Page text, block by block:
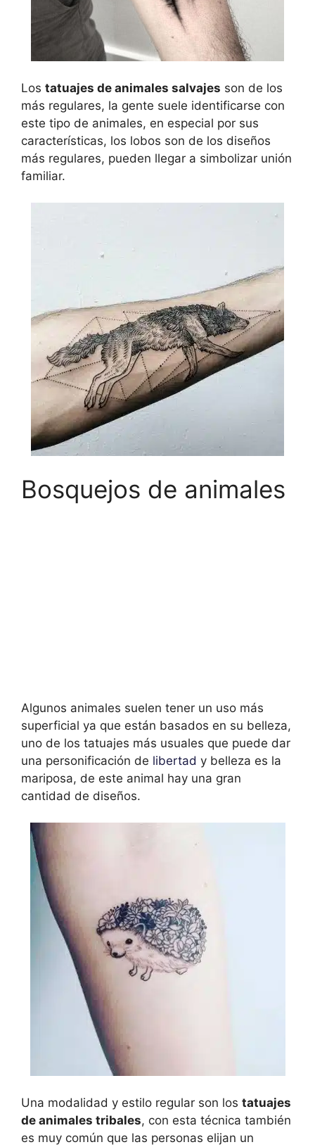
Los tatuajes de animales salvajes son de los
más regulares, la gente suele identificarse con
este tipo de animales, en especial por sus
características, los lobos son de los diseños
más regulares, pueden llegar a simbolizar unión
familiar.
Bosquejos de animales
Algunos animales suelen tener un uso más
superficial ya que están basados en su belleza,
uno de los tatuajes más usuales que puede dar
una personificación de libertad y belleza es la
mariposa, de este animal hay una gran
cantidad de diseños.
Una modalidad y estilo regular son los tatuajes
de animales tribales, con esta técnica también
es muy común que las personas elijan un